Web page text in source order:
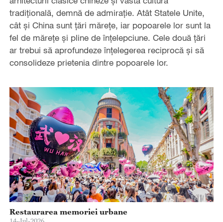
tradițională, demnă de admirație. Atât Statele Unite,
cât și China sunt țări mărețe, iar popoarele lor sunt la
fel de mărețe și pline de înțelepciune. Cele două țări
ar trebui să aprofundeze înțelegerea reciprocă și să
consolideze prietenia dintre popoarele lor.
Restaurarea memoriei urbane